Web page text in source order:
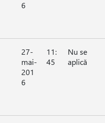
6
27-
mai-
201
6
11:
45
Nu se
aplică